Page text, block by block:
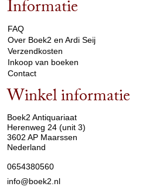
Informatie
FAQ
Over Boek2 en Ardi Seij
Verzendkosten
Inkoop van boeken
Contact
Winkel informatie
Boek2 Antiquariaat
Herenweg 24 (unit 3)
3602 AP Maarssen
Nederland
0654380560
info@boek2.nl